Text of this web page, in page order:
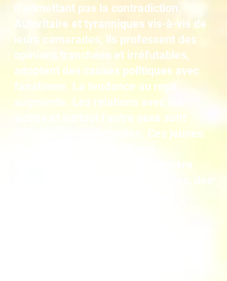
n’admettant pas la contradiction.
Autoritaire et tyranniques vis-à-vis de
leurs camarades, ils professent des
opinions tranchées et irréfutables,
adoptent des causes politiques avec
fanatisme. La tendance au repli
augmente. Les relations avec les
autres et surtout l’autre sexe sont
difficiles et conflictuelles. Ces jeunes
outrancier. Ils se réfugient derrière
des croyances, parfois religieuses, des